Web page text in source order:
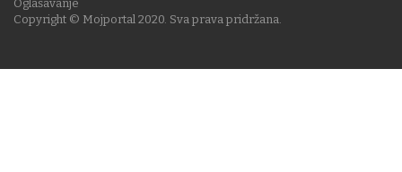
Copyright © Mojportal 2020. Sva prava pridržana.
Oglašavanje